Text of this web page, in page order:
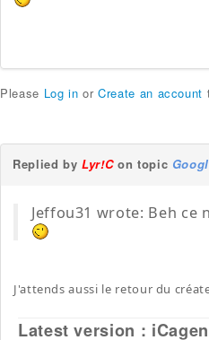
Please Log in orCreate an account
Replied byLyr!Con topic
Jeffou31 wrote: Beh ce
J'attends aussi le retour du
Latest version :